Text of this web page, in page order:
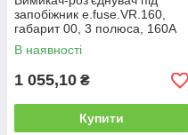
запобіжник e.fuse.VR.160,
габарит 00, 3 полюса, 160А
В наявності
1 055,10 ₴
Купити